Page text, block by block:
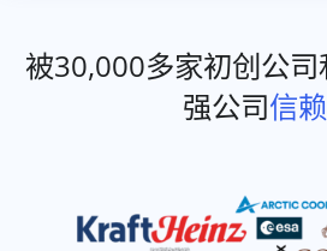
被30,000多家初创公
强公司信赖